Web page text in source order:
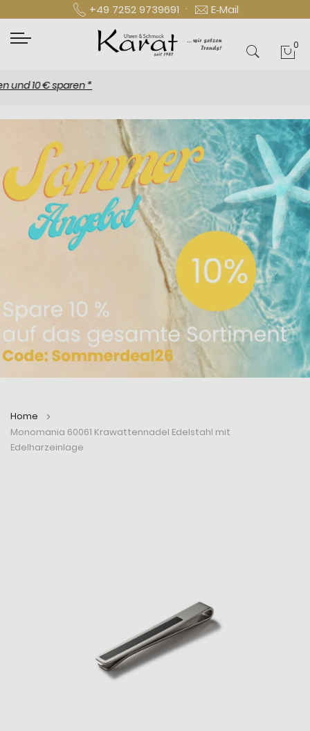
+49 7252 9739691 · E‑Mail
0
10 € sparen *
Home
Monomania 60061 Krawattennadel Edelstahl mit
Edelharzeinlage